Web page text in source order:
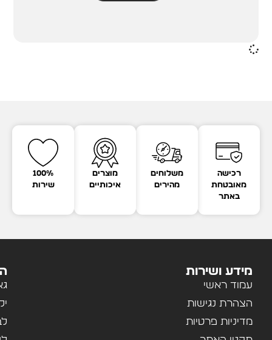
רכישה
מאובטחת
באתר
משלוחים
מהירים
מוצרים
איכותיים
100%
שירות
מידע ושירות
עמוד ראשי
הצהרת נגישות
מדיניות פרטיות